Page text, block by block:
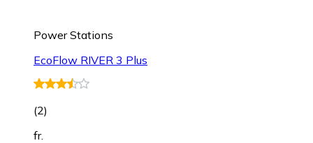
Power Stations
EcoFlow RIVER 3 Plus
(2)
fr.